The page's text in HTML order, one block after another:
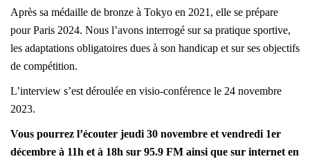
Après sa médaille de bronze à Tokyo en 2021, elle se prépare
pour Paris 2024. Nous l’avons interrogé sur sa pratique sportive,
les adaptations obligatoires dues à son handicap et sur ses objectifs
de compétition.
L’interview s’est déroulée en visio-conférence le 24 novembre
2023.
Vous pourrez l’écouter jeudi 30 novembre et vendredi 1er
décembre à 11h et à 18h sur 95.9 FM ainsi que sur internet en